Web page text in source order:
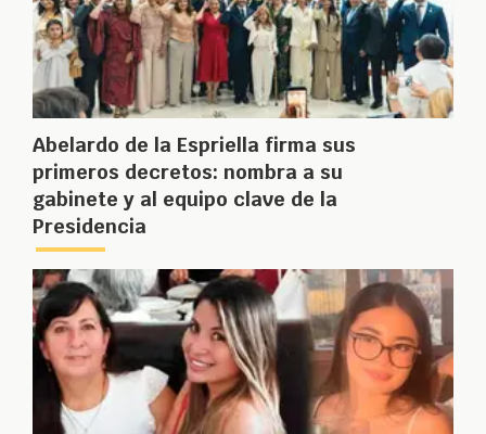
Abelardo de la Espriella firma sus
primeros decretos: nombra a su
gabinete y al equipo clave de la
Presidencia